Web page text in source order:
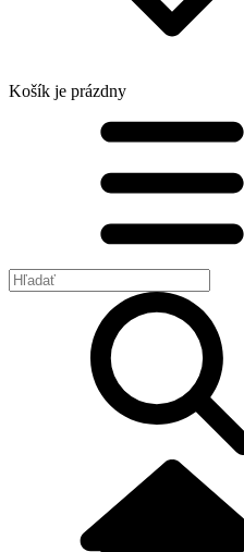
Košík je prázdny